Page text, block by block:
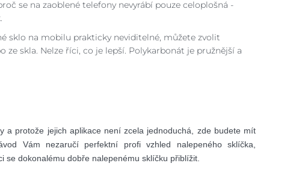
se na zaoblené telefony nevyrábí pouze celoplošná -
sklo na mobilu prakticky neviditelné, můžete zvolit
ze skla. Nelze říci, co je lepší. Polykarbonát je pružnější a
protože jejich aplikace není zcela jednoduchá, zde budete mít
Vám nezaručí perfektní profi vzhled nalepeného sklíčka,
dokonalému dobře nalepenému sklíčku přiblížit.